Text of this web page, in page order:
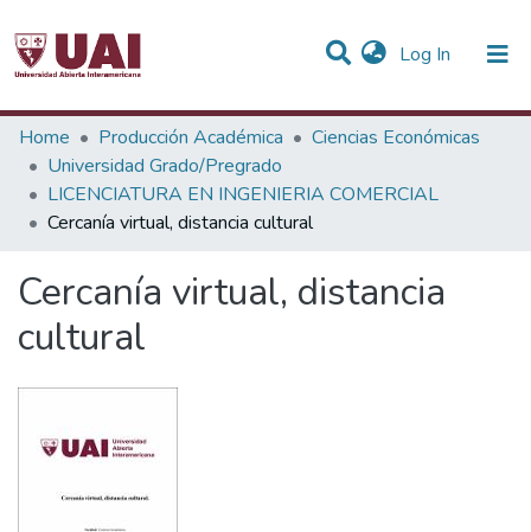
Log In (current)
Statistics
Communities & Collections
All of DSpace
Home Producción Académica
Ciencias Económicas
Universidad Grado/Pregrado
LICENCIATURA EN INGENIERIA COMERCIAL
Cercanía virtual, distancia cultural
Cercanía virtual, distancia
cultural